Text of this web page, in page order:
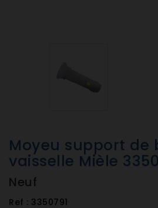
Moyeu support de
vaisselle Mièle
Neuf
Ref : 3350791